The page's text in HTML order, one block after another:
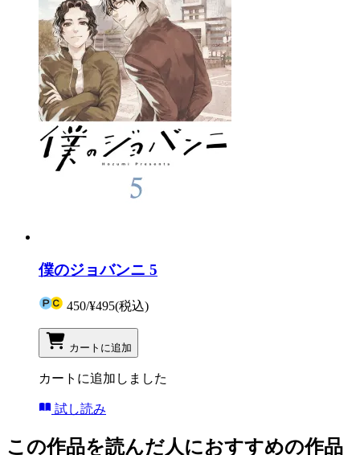
僕のジョバンニ 5
450/¥495(税込)
カートに追加
カートに追加しました
試し読み
この作品を読んだ人におすすめの作品